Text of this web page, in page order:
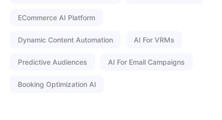
ECommerce AI Platform
Dynamic Content Automation AI For VRMs
Predictive Audiences AI For Email Campaigns
Booking Optimization AI